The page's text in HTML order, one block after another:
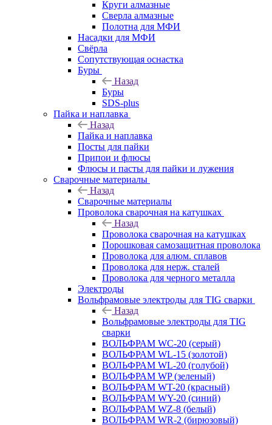
Круги алмазные
Сверла алмазные
Полотна для МФИ
Насадки для МФИ
Свёрла
Сопутствующая оснастка
Буры
Назад
Буры
SDS-plus
Пайка и наплавка
Назад
Пайка и наплавка
Посты для пайки
Припои и флюсы
Флюсы и пасты для пайки и лужения
Сварочные материалы
Назад
Сварочные материалы
Проволока сварочная на катушках
Назад
Проволока сварочная на катушках
Порошковая самозащитная проволока
Проволока для алюм. сплавов
Проволока для нерж. сталей
Проволока для черного металла
Электроды
Вольфрамовые электроды для TIG сварки
Назад
Вольфрамовые электроды для TIG
сварки
ВОЛЬФРАМ WC-20 (серый)
ВОЛЬФРАМ WL-15 (золотой)
ВОЛЬФРАМ WL-20 (голубой)
ВОЛЬФРАМ WP (зеленый)
ВОЛЬФРАМ WT-20 (красный)
ВОЛЬФРАМ WY-20 (синий)
ВОЛЬФРАМ WZ-8 (белый)
ВОЛЬФРАМ WR-2 (бирюзовый)